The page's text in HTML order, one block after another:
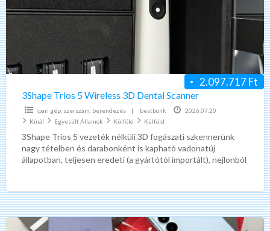
3D
Dental
Scanner
2.097.717 Ft
3Shape Trios 5 Wireless 3D Dental Scanner
Ipari gép, szerszám, berendezés | bestbonk
2026.07.20
Kínál
Egyesült Államok Külföld Külföld
3Shape Trios 5 vezeték nélküli 3D fogászati szkennerünk
nagy tételben és darabonként is kapható vadonatúj
állapotban, teljesen eredeti (a gyártótól importált), nejlonból
Samsung